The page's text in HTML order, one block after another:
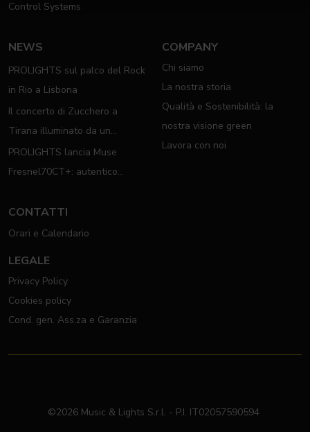
Control Systems
NEWS
PROLIGHTS sul palco del Rock
in Rio a Lisbona
Il concerto di Zucchero a
Tirana illuminato da un
completo rig PROLIGHTS
PROLIGHTS lancia Muse
Fresnel70CT+: autentico
COMPANY
Chi siamo
La nostra storia
Qualità e Sostenibilità: la
nostra visione green
Lavora con noi
CONTATTI
Orari e Calendario
LEGALE
Privacy Policy
Cookies policy
Cond. gen. Ass.za e Garanzia
©2026 Music & Lights S.r.l. - P.I. IT02057590594